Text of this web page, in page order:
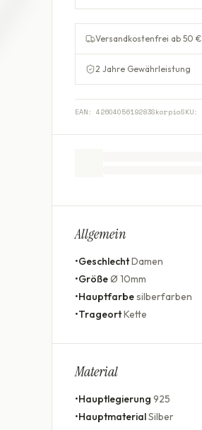
Versandkostenfrei ab 50 €
2 Jahre Gewährleistung
EAN: 4260405619283SkorpioSKU:
Allgemein
•GeschlechtDamen
•GrößeØ 10mm
•Hauptfarbesilberfarben
•TrageortKette
Material
•Hauptlegierung 925
•HauptmaterialSilber